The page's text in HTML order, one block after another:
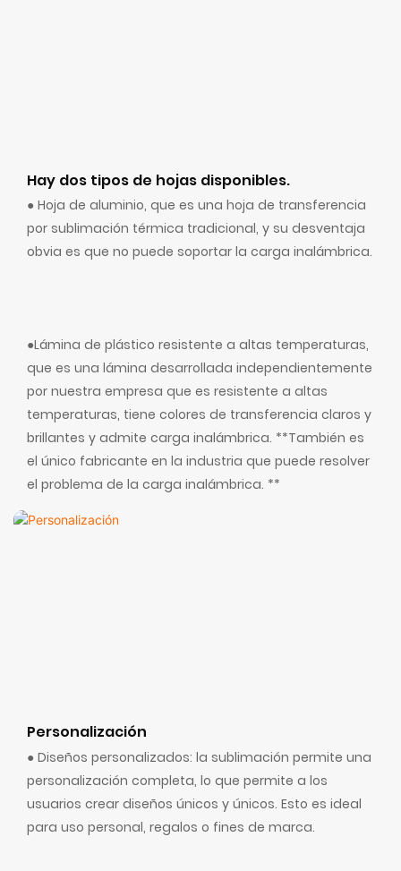
Hay dos tipos de hojas disponibles.
● Hoja de aluminio, que es una hoja de transferencia
por sublimación térmica tradicional, y su desventaja
obvia es que no puede soportar la carga inalámbrica.
●Lámina de plástico resistente a altas temperaturas,
que es una lámina desarrollada independientemente
por nuestra empresa que es resistente a altas
temperaturas, tiene colores de transferencia claros y
brillantes y admite carga inalámbrica. **También es
el único fabricante en la industria que puede resolver
el problema de la carga inalámbrica. **
Personalización
● Diseños personalizados: la sublimación permite una
personalización completa, lo que permite a los
usuarios crear diseños únicos y únicos. Esto es ideal
para uso personal, regalos o fines de marca.